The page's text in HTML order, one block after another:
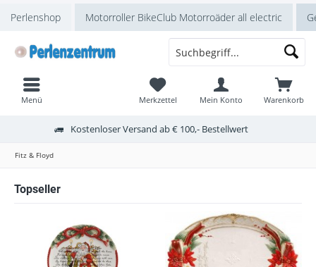
Perlenshop Motorroller BikeClub Motorroäder all electric
Kostenloser Versand ab € 100,- Bestellwert
Warenkorb
Merkzettel Mein Konto
Menü
Fitz & Floyd
Topseller